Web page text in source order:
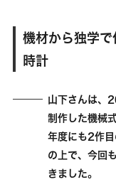
機材から独学
時計
山下さんは、
制作した機械
年度にも2作
の上で、今回
きました。